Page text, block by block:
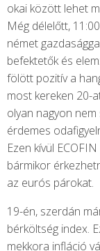
okai között lehet
Még délelőtt,
német
befektetők és
fölött pozitív a
most kereken 20-
olyan nagyon
érdemes
Ezen kívül
bármikor
az eurós párokat.
19-én, szerdán
bérköltség index.
mekkora infláció